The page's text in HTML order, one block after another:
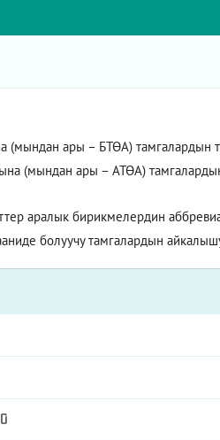
ары – БТӨА) тамгалардын
(мындан ары – АТӨА)
аралык бирикмелердин
болуучу тамгалардын